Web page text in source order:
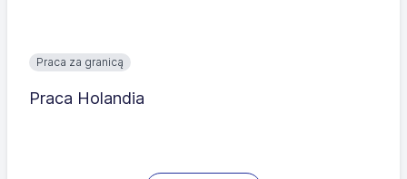
Praca za granicą
Praca Holandia